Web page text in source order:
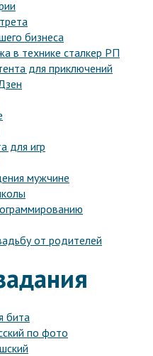
бизнеса
в технике сталкер РП
для приключений
для игр
мужчине
от родителей
бита
по фото